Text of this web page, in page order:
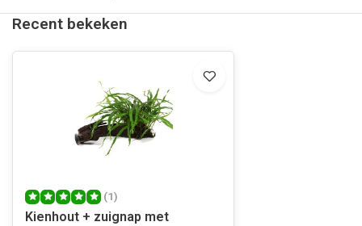
Recent bekeken
(1)
Kienhout + zuignap met